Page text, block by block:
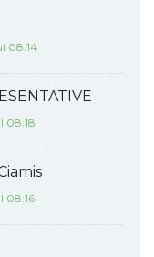
08:14
08:18
08:16